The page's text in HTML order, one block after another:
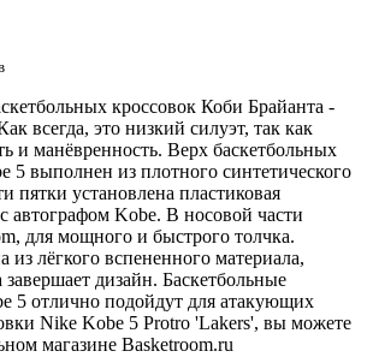
кроссовок Коби Брайанта -
всегда, это низкий силуэт, так как
и манёвренность. Верх баскетбольных
5 выполнен из плотного синтетического
пятки установлена пластиковая
автографом Kobe. В носовой части
для мощного и быстрого толчка.
лёгкого вспененного материала,
завершает дизайн. Баскетбольные
5 отлично подойдут для атакующих
Nike Kobe 5 Protro 'Lakers', вы можете
магазине Basketroom.ru